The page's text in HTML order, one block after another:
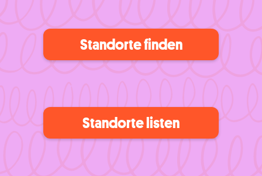
Standorte finden
Standorte listen